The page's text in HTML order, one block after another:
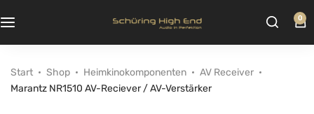
0
Start Shop Heimkinokomponenten
AV Receiver
Marantz NR1510 AV-Reciever / AV-Verstärker